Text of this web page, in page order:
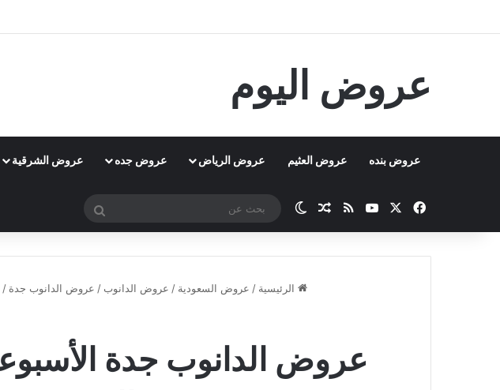
عروض اليوم
عروض بنده عروض العثيم عروض الرياض عروض جده عروض الشرقية
فيسبوك ‫YouTubeملخص الموقع RSS
مقال عشوائي
الوضع المظلم
بحث
الرئيسية / عروض السعودية / عروض الدانوب / عروض الدانوب جدة /